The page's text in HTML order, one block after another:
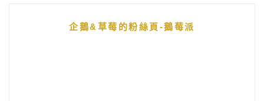
企鵝&草莓的粉絲頁-鵝莓派